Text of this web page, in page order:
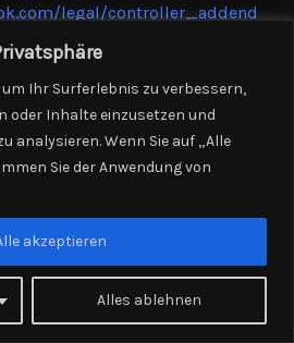
um Ihr Surferlebnis zu verbessern,
oder Inhalte einzusetzen und
analysieren. Wenn Sie auf „Alle
Sie der Anwendung von
Alles ablehnen
akzeptieren
legal/controller_addend
sind wir für die
beim
Tools und für die
Implementierung des
verantwortlich. Für die
Produkte ist Facebook
(z. B.
Sie die Betroffenenrechte bei
sind wir verpflichtet, diese an